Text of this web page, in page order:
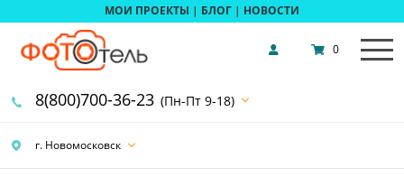
МОИ ПРОЕКТЫ | БЛОГ | НОВОСТИ
г. Новомосковск
8(800)700-36-23 (Пн-Пт 9-18)
0